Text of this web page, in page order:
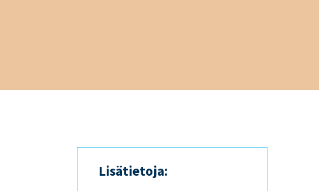
Lisätietoja: